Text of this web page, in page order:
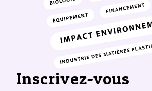
Inscrivez-vous